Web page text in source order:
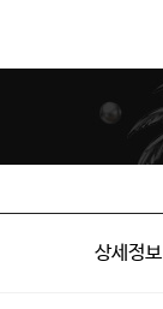
상세정보